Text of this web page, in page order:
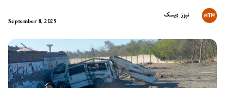
September 8, 2025
نېوز ډیسک